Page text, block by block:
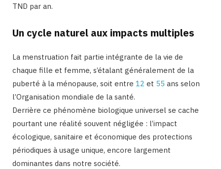
TND par an.
Un cycle naturel aux impacts multiples
La menstruation fait partie intégrante de la vie de
chaque fille et femme, s’étalant généralement de la
puberté à la ménopause, soit entre 12 et 55 ans selon
l’Organisation mondiale de la santé.
Derrière ce phénomène biologique universel se cache
pourtant une réalité souvent négligée : l’impact
écologique, sanitaire et économique des protections
périodiques à usage unique, encore largement
dominantes dans notre société.